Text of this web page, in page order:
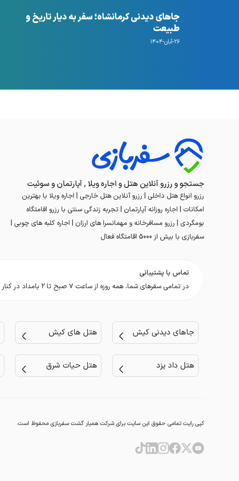
جاهای دیدنی کرمانشاه؛ سفر به دیار تاریخ و
طبیعت
۲۶-آبان-۱۴۰۴
جستجو و رزرو آنلاین هتل و اجاره ویلا , آپارتمان و سوئیت
رزرو انواع هتل داخلی | رزرو آنلاین هتل خارجی | اجاره ویلا با بهترین
امکانات | اجاره روزانه آپارتمان | تجربه زندگی سنتی با رزرو اقامتگاه
بومگردی | رزرو مسافرخانه و مهمانسرا های ارزان | اجاره کلبه های چوبی |
سفربازی با بیش از 5000 اقامتگاه فعال
تماس با پشتیبانی
در تمامی سفر‌های شما، همه روزه از ساعت ۷ صبح تا ۲ بامداد در کنار شما هستیم.
جاهای دیدنی کیش هتل های کیش
هتل داد یزد هتل حیات شرق
کپی رایت تمامی حقوق این سایت برای شرکت همیار گشت سفربازی محفوظ است.